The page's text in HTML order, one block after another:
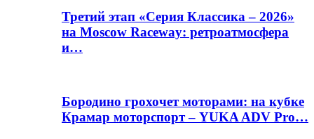
Третий этап «Серия Классика – 2026»
на Moscow Raceway: ретроатмосфера
и…
Бородино грохочет моторами: на кубке
Крамар моторспорт – YUKA ADV Pro…